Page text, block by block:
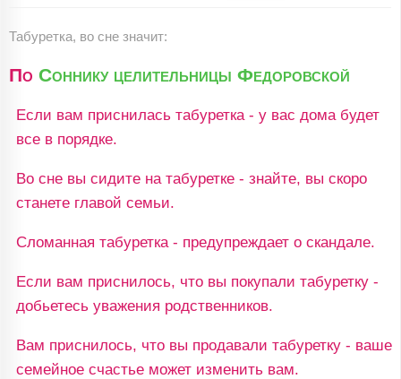
Табуретка, во сне значит:
По Соннику целительницы Федоровской
Если вам приснилась табуретка - у вас дома будет
все в порядке.
Во сне вы сидите на табуретке - знайте, вы скоро
станете главой семьи.
Сломанная табуретка - предупреждает о скандале.
Если вам приснилось, что вы покупали табуретку -
добьетесь уважения родственников.
Вам приснилось, что вы продавали табуретку - ваше
семейное счастье может изменить вам.